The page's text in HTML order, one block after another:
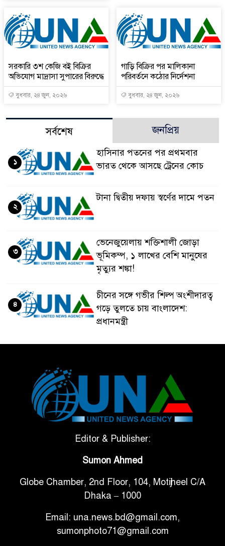
সরকারি ৩শ কেজি বই বিক্রির
অভিযোগ মাদ্রাসা সুপারের বিরুদ্ধে
বুধবার, ২৪ জুন, ২০২৬
গাড়ি বিক্রির পর মালিকানা
পরিবর্তনে কঠোর নির্দেশনা
বুধবার, ২৪ জুন, ২০২৬
সর্বশেষ জনপ্রিয়
হাসিনার পতনের পর প্রথমবার
ভারত থেকে আসছে ট্রেনের কোচ
১
টানা দ্বিতীয় দফায় স্বর্ণের দামে পতন
২
ভেনেজুয়েলায় শক্তিশালী জোড়া
ভূমিকম্প, ১ লাখের বেশি মানুষের
মৃত্যুর শঙ্কা!
৩
চীনের সঙ্গে গভীর শিল্প অংশীদারত্ব
গড়ে তুলতে চায় বাংলাদেশ:
প্রধানমন্ত্রী
৪
টানা ৩ ম্যাচে গোল ভিনির, ইতিহাস
বলছে বিশ্বকাপ জিতবে ব্রাজিল
সরকারি ৩শ কেজি বই বিক্রির
গাড়ি বিক্রির পর মালিকানা
পরিবর্তনে কঠোর নির্দেশনা
আ.লীগ ও বিএনপির বিরুদ্ধে
Editor & Publisher:
Sumon Ahmed
Globe Chamber, 2nd Floor, 104, Motijheel C/A
Dhaka – 1000
Email: una.news.bd@gmail.com,
sumonphoto71@gmail.com